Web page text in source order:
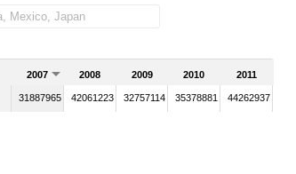
2007 2008 2009 2010 2011
31887965 42061223 32757114 35378881 44262937